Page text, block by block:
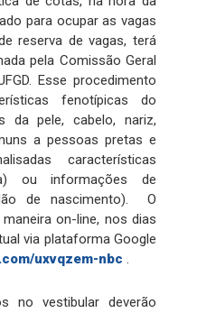
para ocupar as vagas
reserva de vagas, terá
pela Comissão Geral
Esse procedimento
fenotípicas do
da pele, cabelo, nariz,
a pessoas pretas e
características
ou informações de
de nascimento). O
on-line, nos dias
via plataforma Google
uxvqzem-nbc .
no vestibular deverão